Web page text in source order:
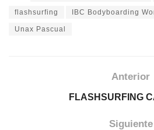
flashsurfing IBC Bodyboarding
Unax Pascual
Anterior
FLASHSURFING
Siguiente